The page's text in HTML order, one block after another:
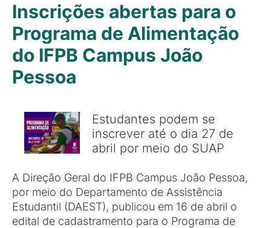
Inscrições abertas para o
Programa de Alimentação
do IFPB Campus João
Pessoa
Estudantes podem se
inscrever até o dia 27 de
abril por meio do SUAP
A Direção Geral do IFPB Campus João Pessoa,
por meio do Departamento de Assistência
Estudantil (DAEST), publicou em 16 de abril o
edital de cadastramento para o Programa de